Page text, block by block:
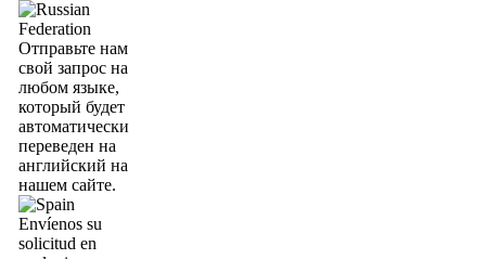
Отправьте нам
свой запрос на
любом языке,
который будет
автоматически
переведен на
английский на
нашем сайте.
Envíenos su
solicitud en